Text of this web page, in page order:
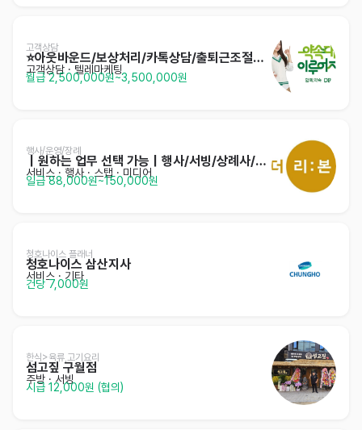
고객상담
⭐️아웃바운드/보상처리/카톡상담/출퇴근조절가능/주부⭐️
고객상담 · 텔레마케팅
월급 2,500,000원~3,500,000원
행사/운영/장례
｜원하는 업무 선택 가능｜행사/서빙/상례사/운영
서비스 · 행사 · 스탭 · 미디어
일급 88,000원~150,000원
청호나이스 플래너
청호나이스 삼산지사
서비스 · 기타
건당 7,000원
한식>육류,고기요리
섬고짚 구월점
주방 · 서빙
시급 12,000원 (협의)